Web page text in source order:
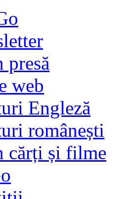
presă
web
Engleză
românești
cărți și filme